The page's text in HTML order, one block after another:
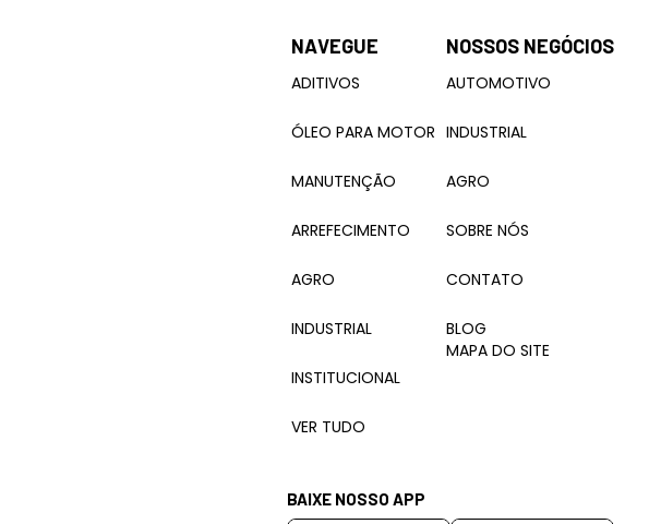
NAVEGUE
ADITIVOS
ÓLEO PARA MOTOR
MANUTENÇÃO
ARREFECIMENTO
AGRO
INDUSTRIAL
INSTITUCIONAL
VER TUDO
NOSSOS NEGÓCIOS
AUTOMOTIVO
INDUSTRIAL
AGRO
SOBRE NÓS
CONTATO
BLOG
MAPA DO SITE
BAIXE NOSSO APP